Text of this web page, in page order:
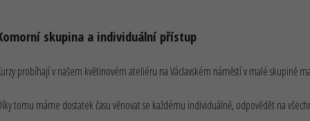
skupina a individuální přístup
probíhají v našem květinovém ateliéru na Václavském náměstí v malé skupině
tomu máme dostatek času věnovat se každému individuálně, odpovědět na